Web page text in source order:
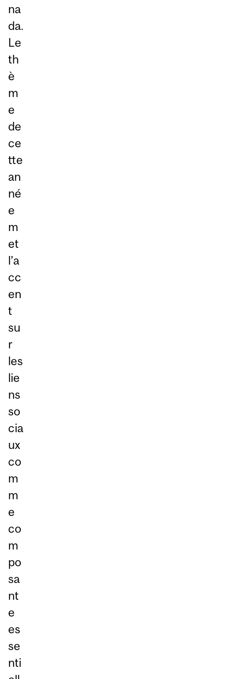
na
da.
Le
th
è
m
e
de
ce
tte
an
né
e
m
et
l’a
cc
en
t
su
r
les
lie
ns
so
cia
ux
co
m
m
e
co
m
po
sa
nt
e
es
se
nti